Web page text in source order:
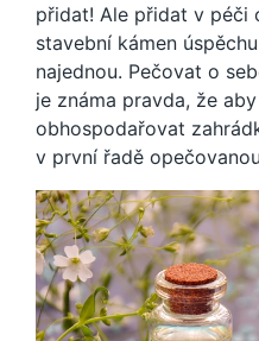
přidat! Ale přidat v péči
stavební kámen
najednou. Pečovat o
je známa pravda, že
obhospodařovat
v první řadě